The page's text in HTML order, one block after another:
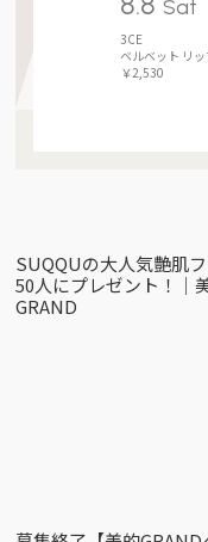
Sat
3CE
ベルベット リ
￥2,530
SUQQUの大人気艶肌
50人にプレゼント！｜
GRAND